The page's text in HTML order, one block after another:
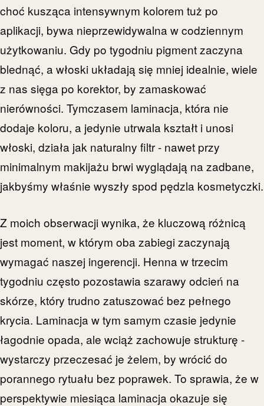
choć kusząca intensywnym kolorem tuż po
aplikacji, bywa nieprzewidywalna w codziennym
użytkowaniu. Gdy po tygodniu pigment zaczyna
blednąć, a włoski układają się mniej idealnie, wiele
z nas sięga po korektor, by zamaskować
nierówności. Tymczasem laminacja, która nie
dodaje koloru, a jedynie utrwala kształt i unosi
włoski, działa jak naturalny filtr - nawet przy
minimalnym makijażu brwi wyglądają na zadbane,
jakbyśmy właśnie wyszły spod pędzla kosmetyczki.
Z moich obserwacji wynika, że kluczową różnicą
jest moment, w którym oba zabiegi zaczynają
wymagać naszej ingerencji. Henna w trzecim
tygodniu często pozostawia szarawy odcień na
skórze, który trudno zatuszować bez pełnego
krycia. Laminacja w tym samym czasie jedynie
łagodnie opada, ale wciąż zachowuje strukturę -
wystarczy przeczesać je żelem, by wrócić do
porannego rytuału bez poprawek. To sprawia, że w
perspektywie miesiąca laminacja okazuje się